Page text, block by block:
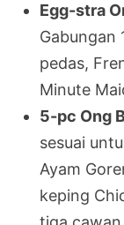
Egg-stra
Gabungan
pedas,
Minute
5-pc Ong
sesuai
Ayam
keping